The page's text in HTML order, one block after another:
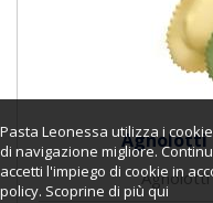
Pasta Leonessa utilizza i
di navigazione migliore.
accetti l'impiego di cookie in
policy. Scoprine di più qui
Agnolotti
Agnolotti